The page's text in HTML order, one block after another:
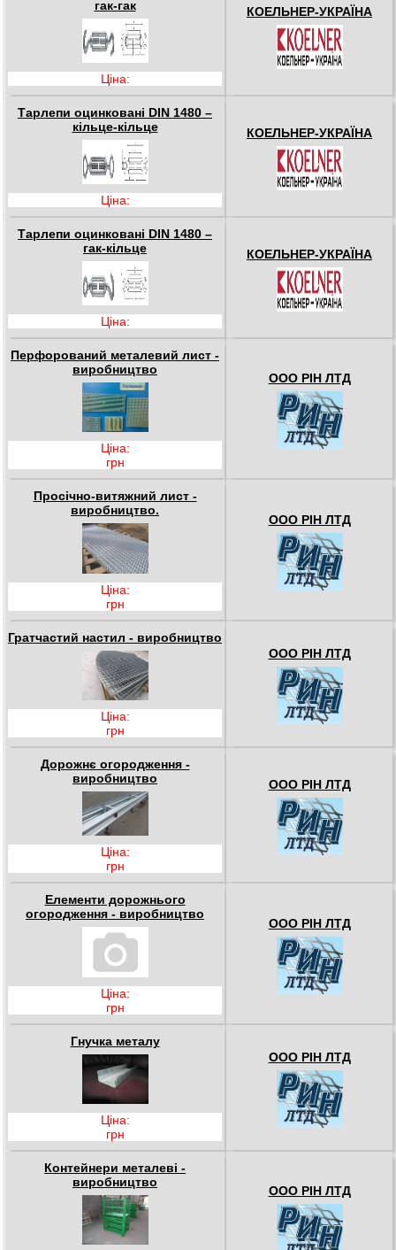
гак-гак
Ціна:
КОЕЛЬНЕР-УКРАЇНА
Тарлепи оцинковані DIN 1480 –
кільце-кільце
Ціна:
КОЕЛЬНЕР-УКРАЇНА
Тарлепи оцинковані DIN 1480 –
гак-кільце
Ціна:
КОЕЛЬНЕР-УКРАЇНА
Перфорований металевий лист -
виробництво
Ціна:
грн
ООО РІН ЛТД
Просічно-витяжний лист -
виробництво.
Ціна:
грн
ООО РІН ЛТД
Гратчастий настил - виробництво
Ціна:
грн
ООО РІН ЛТД
Дорожнє огородження -
виробництво
Ціна:
грн
ООО РІН ЛТД
Елементи дорожнього
огородження - виробництво
Ціна:
грн
ООО РІН ЛТД
Гнучка металу
Ціна:
грн
ООО РІН ЛТД
Контейнери металеві -
виробництво
ООО РІН ЛТД